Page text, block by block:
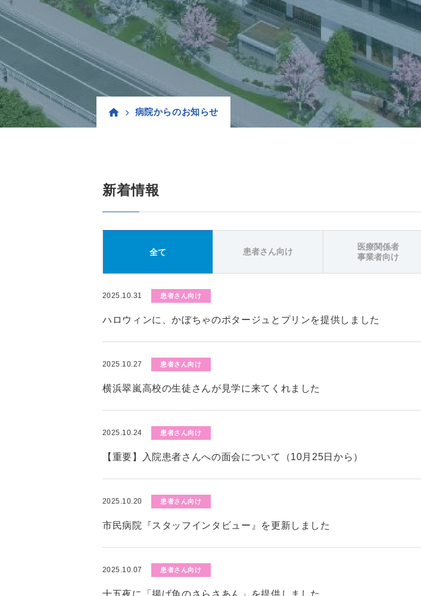
病院からのお知らせ
新着情報
全て 患者さん向け
医療関係者
事業者向け
2025.10.31 患者さん向け
ハロウィンに、かぼちゃのポタージュとプリンを提供しました
2025.10.27 患者さん向け
横浜翠嵐高校の生徒さんが見学に来てくれました
2025.10.24 患者さん向け
【重要】入院患者さんへの面会について（10月25日から）
2025.10.20 患者さん向け
市民病院『スタッフインタビュー』を更新しました
2025.10.07 患者さん向け
十五夜に「揚げ魚のさらさあん」を提供しました